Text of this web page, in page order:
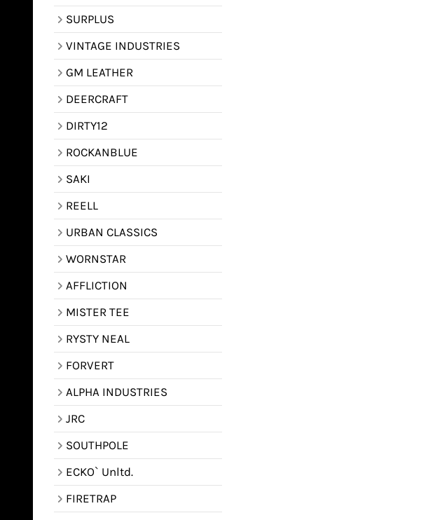
SURPLUS
VINTAGE INDUSTRIES
GM LEATHER
DEERCRAFT
DIRTY12
ROCKANBLUE
SAKI
REELL
URBAN CLASSICS
WORNSTAR
AFFLICTION
MISTER TEE
RYSTY NEAL
FORVERT
ALPHA INDUSTRIES
JRC
SOUTHPOLE
ECKO` Unltd.
FIRETRAP